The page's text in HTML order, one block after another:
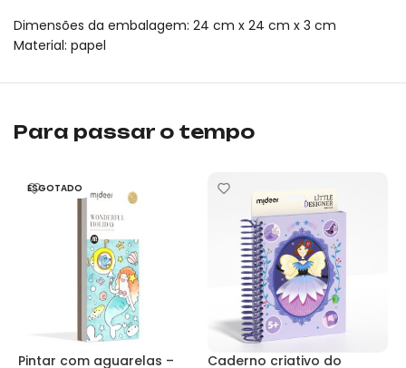
Dimensões da embalagem: 24 cm x 24 cm x 3 cm
Material: papel
Livro para colorir e vestir – Amigas mideer é um produto
Livro para colorir e vestir – Amigas mideer é um produto
Para passar o tempo
ESGOTADO
Pintar com aguarelas –
Caderno criativo do